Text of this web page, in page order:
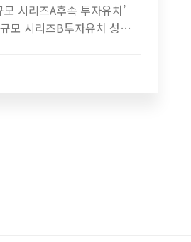
시리즈A후속 투자유치’
모 시리즈B투자유치 성공’
조합했을 때어떤 의미가